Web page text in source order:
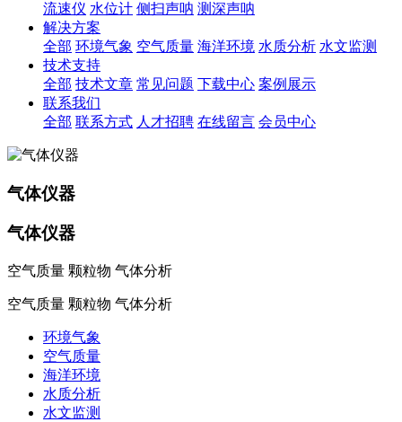
流速仪 水位计 侧扫声呐 测深声呐
解决方案
全部 环境气象 空气质量 海洋环境 水质分析 水文监测
技术支持
全部 技术文章 常见问题 下载中心 案例展示
联系我们
全部 联系方式 人才招聘 在线留言 会员中心
气体仪器
气体仪器
空气质量 颗粒物 气体分析
空气质量 颗粒物 气体分析
环境气象
空气质量
海洋环境
水质分析
水文监测